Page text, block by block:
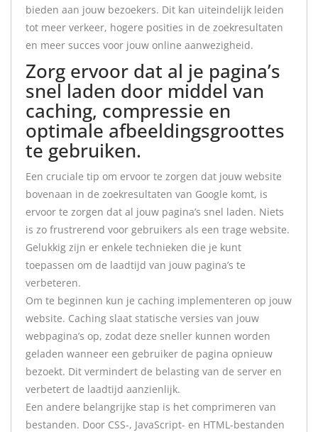
bieden aan jouw bezoekers. Dit kan uiteindelijk leiden
tot meer verkeer, hogere posities in de zoekresultaten
en meer succes voor jouw online aanwezigheid.
Zorg ervoor dat al je pagina’s
snel laden door middel van
caching, compressie en
optimale afbeeldingsgroottes
te gebruiken.
Een cruciale tip om ervoor te zorgen dat jouw website
bovenaan in de zoekresultaten van Google komt, is
ervoor te zorgen dat al jouw pagina’s snel laden. Niets
is zo frustrerend voor gebruikers als een trage website.
Gelukkig zijn er enkele technieken die je kunt
toepassen om de laadtijd van jouw pagina’s te
verbeteren.
Om te beginnen kun je caching implementeren op jouw
website. Caching slaat statische versies van jouw
webpagina’s op, zodat deze sneller kunnen worden
geladen wanneer een gebruiker de pagina opnieuw
bezoekt. Dit vermindert de belasting van de server en
verbetert de laadtijd aanzienlijk.
Een andere belangrijke stap is het comprimeren van
bestanden. Door CSS-, JavaScript- en HTML-bestanden